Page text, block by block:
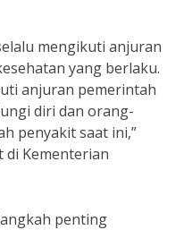
mengikuti anjuran
yang berlaku.
anjuran pemerintah
diri dan orang-
penyakit saat ini,”
di Kementerian
penting